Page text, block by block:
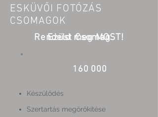
ESKÜVŐI FOTÓZÁS
CSOMAGOK
Ezüst Csomag
Rendeld meg MOST!
160 000
Készülődés
Szertartás megörökítése